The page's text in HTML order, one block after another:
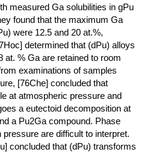
measured Ga solubilities in gPu
found that the maximum Ga
were 12.5 and 20 at.%,
determined that (dPu) alloys
at. % Ga are retained to room
examinations of samples
[76Che] concluded that
at atmospheric pressure and
a eutectoid decomposition at
a Pu2Ga compound. Phase
are difficult to interpret.
concluded that (dPu) transforms